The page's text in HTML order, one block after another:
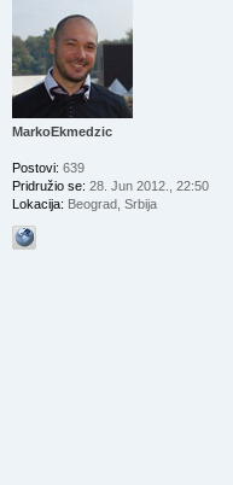
MarkoEkmedzic
Postovi: 639
Pridružio se: 28. Jun 2012., 22:50
Lokacija: Beograd, Srbija